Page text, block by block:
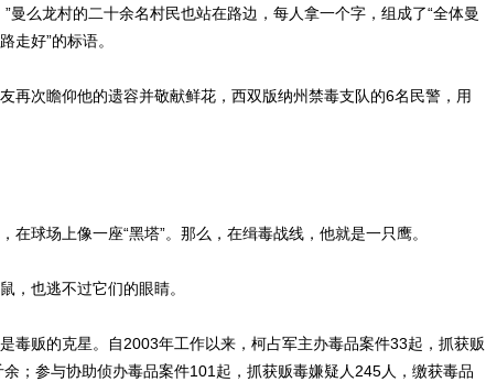
曼么龙村的二十余名村民也站在路边，每人拿一个字，组成了“全体曼
走好”的标语。
次瞻仰他的遗容并敬献鲜花，西双版纳州禁毒支队的6名民警，用
球场上像一座“黑塔”。那么，在缉毒战线，他就是一只鹰。
也逃不过它们的眼睛。
贩的克星。自2003年工作以来，柯占军主办毒品案件33起，抓获贩
；参与协助侦办毒品案件101起，抓获贩毒嫌疑人245人，缴获毒品